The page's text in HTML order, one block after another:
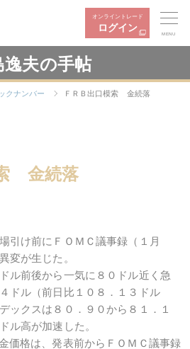
オンライントレード
ログイン
MENU
逸夫の手帖
クナンバー ＦＲＢ出口模索 金続落
金続落
引け前にＦＯＭＣ議事録（１月
変が生じた。
ル前後から一気に８０ドル近く急
ドル（前日比１０８．１３ドル
ックスは８０．９０から８１．１
ル高が加速した。
価格は、発表前からＦＯＭＣ議事録